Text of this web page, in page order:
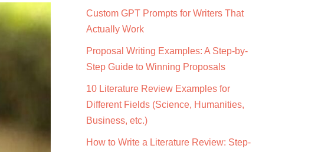
Custom GPT Prompts for Writers That
Actually Work
Proposal Writing Examples: A Step-by-
Step Guide to Winning Proposals
10 Literature Review Examples for
Different Fields (Science, Humanities,
Business, etc.)
How to Write a Literature Review: Step-